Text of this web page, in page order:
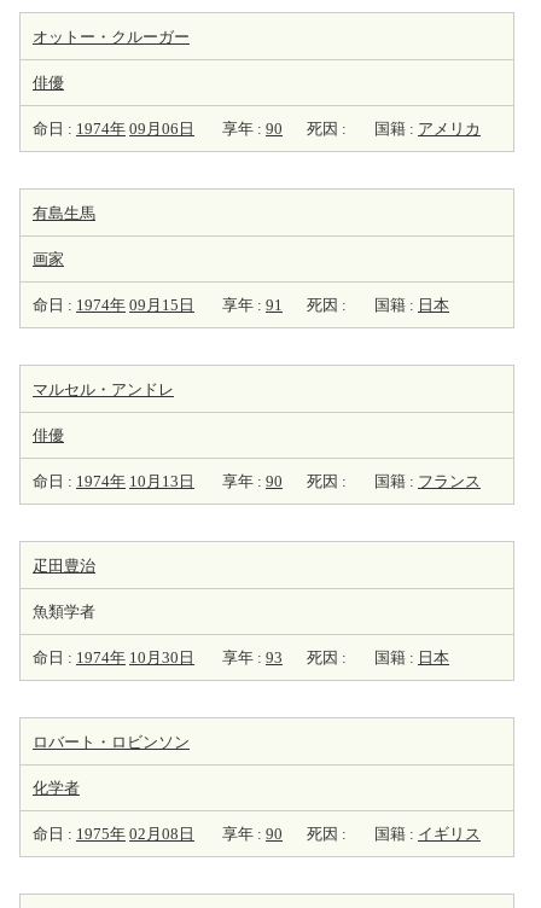
オットー・クルーガー
俳優
命日 : 1974年 09月06日 享年 : 90 死因 : 国籍 : アメリカ
有島生馬
画家
命日 : 1974年 09月15日 享年 : 91 死因 : 国籍 : 日本
マルセル・アンドレ
俳優
命日 : 1974年 10月13日 享年 : 90 死因 : 国籍 : フランス
疋田豊治
魚類学者
命日 : 1974年 10月30日 享年 : 93 死因 : 国籍 : 日本
ロバート・ロビンソン
化学者
命日 : 1975年 02月08日 享年 : 90 死因 : 国籍 : イギリス